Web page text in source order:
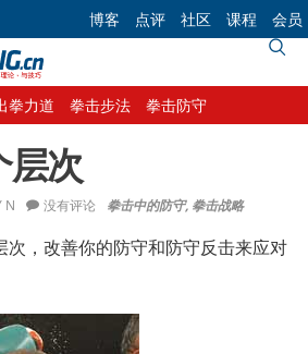
博客 点评 社区 课程 会员
拳力道 拳击步法 拳击防守
层次
N 拳击中的防守, 拳击战略
没有评论
次，改善你的防守和防守反击来应对